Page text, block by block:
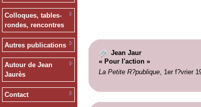
Colloques, tables-
rondes, rencontres
Autres publications
Autour de Jean
Jaurès
Contact
Jean Jaur
« Pour l'action »
La Petite R?publique, 1er f?vrier